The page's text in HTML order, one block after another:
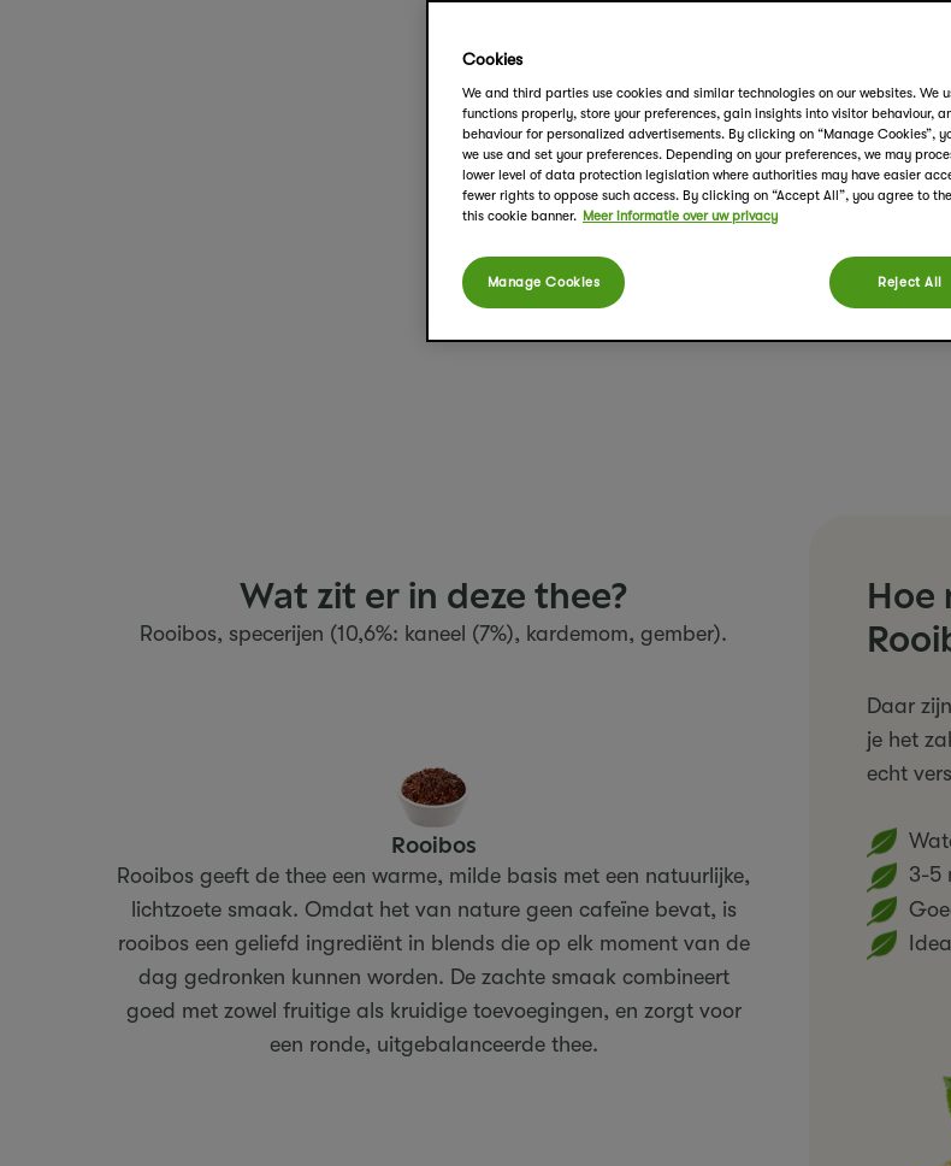
Verkrijgbaar in 20 en 40
Cafeïnevrij 100% natuurlijk
MEER PRODUCT
Wat zit er in deze thee?
Rooibos, specerijen (10,6%: kaneel (7%), kardemom, gember).
Rooibos
Rooibos geeft de thee een warme, milde basis met een natuurlijke,
lichtzoete smaak. Omdat het van nature geen cafeïne bevat, is
rooibos een geliefd ingrediënt in blends die op elk moment van de
dag gedronken kunnen worden. De zachte smaak combineert
goed met zowel fruitige als kruidige toevoegingen, en zorgt voor
een ronde, uitgebalanceerde thee.
Hoe
Daar
je het
echt
3-5
Cookies
We and third parties use cookies and similar technologies on our websites. We
functions properly, store your preferences, gain insights into visitor behaviour,
behaviour for personalized advertisements. By clicking on “Manage Cookies”,
we use and set your preferences. Depending on your preferences, we may
lower level of data protection legislation where authorities may have easier
fewer rights to oppose such access. By clicking on “Accept All”, you agree to
this cookie banner. Meer informatie over uw privacy
Manage Cookies Reject All